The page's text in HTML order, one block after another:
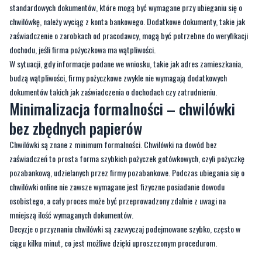
standardowych dokumentów, które mogą być wymagane przy ubieganiu się o
chwilówkę, należy wyciąg z konta bankowego. Dodatkowe dokumenty, takie jak
zaświadczenie o zarobkach od pracodawcy, mogą być potrzebne do weryfikacji
dochodu, jeśli firma pożyczkowa ma wątpliwości.
W sytuacji, gdy informacje podane we wniosku, takie jak adres zamieszkania,
budzą wątpliwości, firmy pożyczkowe zwykle nie wymagają dodatkowych
dokumentów takich jak zaświadczenia o dochodach czy zatrudnieniu.
Minimalizacja formalności – chwilówki
bez zbędnych papierów
Chwilówki są znane z minimum formalności. Chwilówki na dowód bez
zaświadczeń to prosta forma szybkich pożyczek gotówkowych, czyli pożyczkę
pozabankową, udzielanych przez firmy pozabankowe. Podczas ubiegania się o
chwilówki online nie zawsze wymagane jest fizyczne posiadanie dowodu
osobistego, a cały proces może być przeprowadzony zdalnie z uwagi na
mniejszą ilość wymaganych dokumentów.
Decyzje o przyznaniu chwilówki są zazwyczaj podejmowane szybko, często w
ciągu kilku minut, co jest możliwe dzięki uproszczonym procedurom.